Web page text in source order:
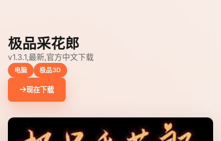
极品采花郎
v1.3.1,最新,官方中文下载
电脑 极品3D
现在下载